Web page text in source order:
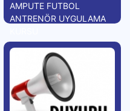
AMPUTE FUTBOL
ANTRENÖR UYGULAMA